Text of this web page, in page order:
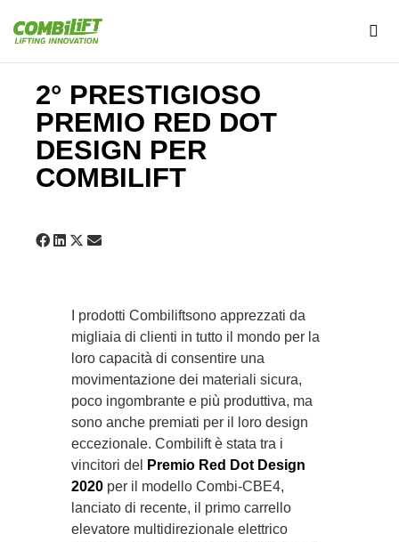
2° PRESTIGIOSO
PREMIO RED DOT
DESIGN PER
COMBILIFT
I prodotti Combiliftsono apprezzati da
migliaia di clienti in tutto il mondo per la
loro capacità di consentire una
movimentazione dei materiali sicura,
poco ingombrante e più produttiva, ma
sono anche premiati per il loro design
eccezionale. Combilift è stata tra i
vincitori del
Premio Red Dot Design
2020 per il modello Combi-CBE4,
lanciato di recente, il primo carrello
elevatore multidirezionale elettrico